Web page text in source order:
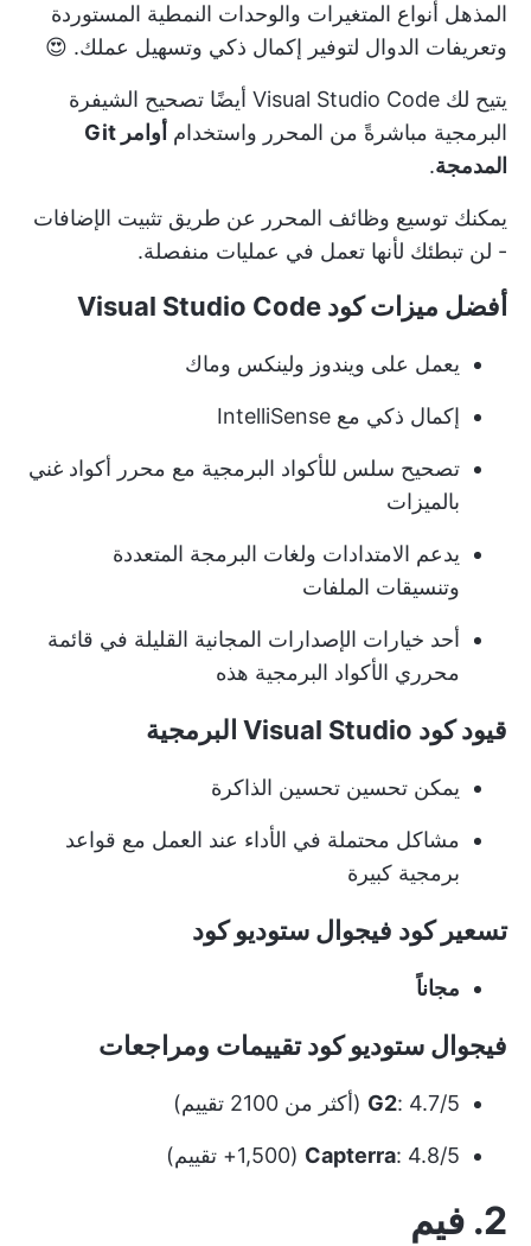
المذهل أنواع المتغيرات والوحدات النمطية المستوردة
وتعريفات الدوال لتوفير إكمال ذكي وتسهيل عملك. 😍
يتيح لك Visual Studio Code أيضًا تصحيح الشيفرة
البرمجية مباشرةً من المحرر واستخدام
أوامر Git
المدمجة.
يمكنك توسيع وظائف المحرر عن طريق تثبيت الإضافات
- لن تبطئك لأنها تعمل في عمليات منفصلة.
أفضل ميزات كود Visual Studio Code
يعمل على ويندوز ولينكس وماك
إكمال ذكي مع IntelliSense
تصحيح سلس للأكواد البرمجية مع محرر أكواد غني
بالميزات
يدعم الامتدادات ولغات البرمجة المتعددة
وتنسيقات الملفات
أحد خيارات الإصدارات المجانية القليلة في قائمة
محرري الأكواد البرمجية هذه
قيود كود Visual Studio البرمجية
يمكن تحسين تحسين الذاكرة
مشاكل محتملة في الأداء عند العمل مع قواعد
برمجية كبيرة
تسعير كود فيجوال ستوديو كود
مجاناً
فيجوال ستوديو كود تقييمات ومراجعات
G2: 4.7/5 (أكثر من 2100 تقييم)
Capterra: 4.8/5 (1,500+ تقييم)
2. فيم